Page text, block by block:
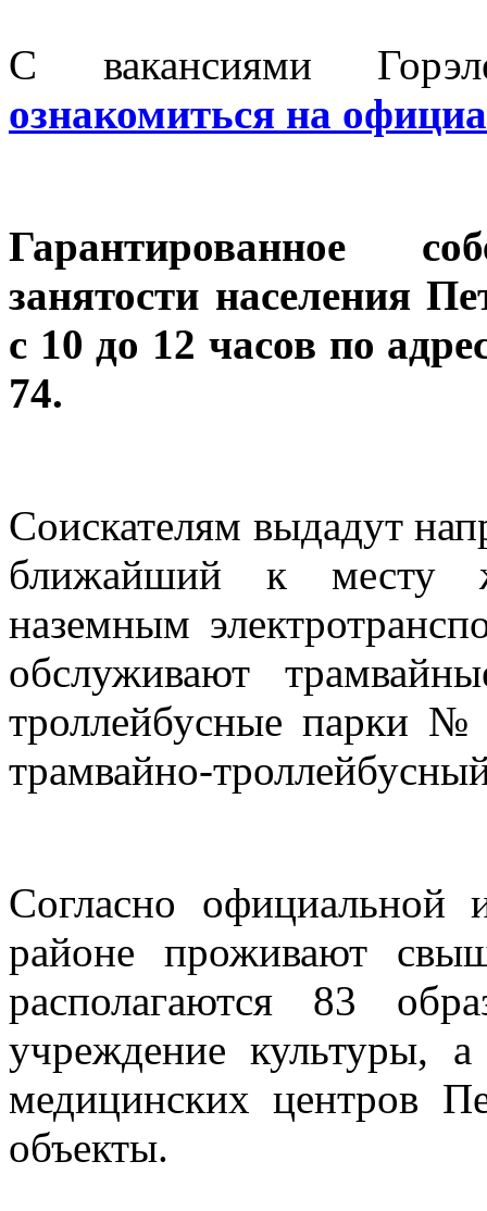
С вакансиями
ознакомиться на
Гарантированное
занятости населения
с 10 до 12 часов по
74.
Соискателям выдадут
ближайший к месту
наземным
обслуживают
троллейбусные парки
трамвайно-
Согласно официальной
районе проживают
располагаются 83
учреждение культуры,
медицинских центров
объекты.